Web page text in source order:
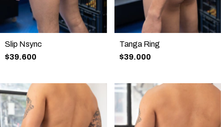
Slip Nsync
$39.600
Tanga Ring
$39.000